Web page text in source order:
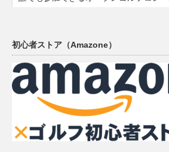
初心者ストア（Amazone）